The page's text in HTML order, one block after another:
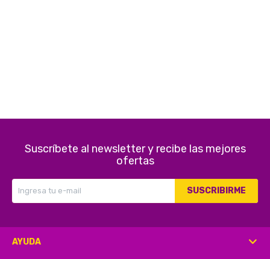
Suscríbete al newsletter y recibe las mejores
ofertas
SUSCRIBIRME
AYUDA
Hogar y Jardín
Deportes y Tiempo Libre